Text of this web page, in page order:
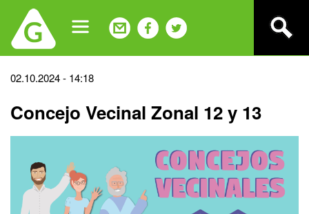
navigation
Back
top
02.10.2024 - 14:18
Concejo Vecinal Zonal 12 y 13